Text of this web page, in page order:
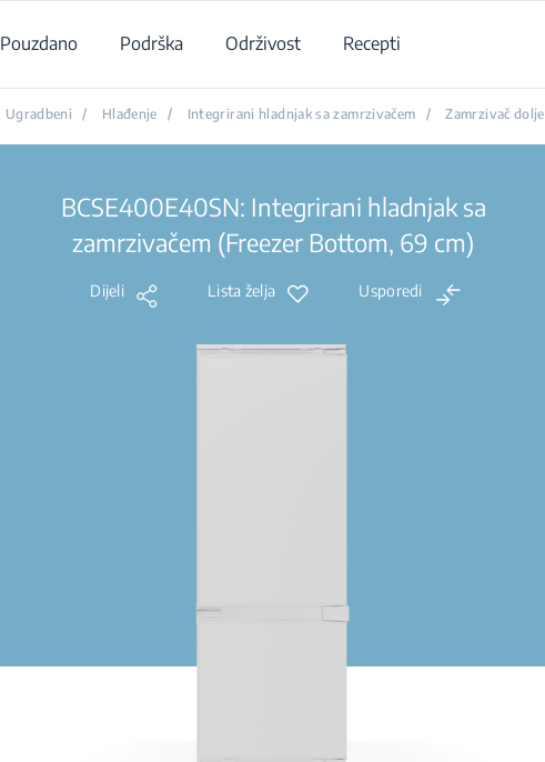
Pouzdano Podrška Održivost Recepti
Ugradbeni / Hlađenje / Integrirani hladnjak sa zamrzivačem / Zamrzivač dolje
BCSE400E40SN: Integrirani hladnjak sa
zamrzivačem (Freezer Bottom, 69 cm)
Dijeli Lista želja Usporedi